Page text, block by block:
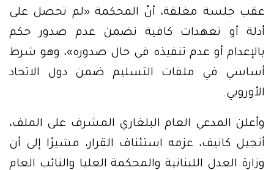
عقب جلسة مغلقة، أنّ المحكمة «لم تحصل على
أدلة أو تعهدات كافية تضمن عدم صدور حكم
بالإعدام أو عدم تنفيذه في حال صدوره»، وهو شرط
أساسي في ملفات التسليم ضمن دول الاتحاد
الأوروبي.
وأعلن المدعي العام البلغاري المشرف على الملف،
أنجيل كانيف، عزمه استئناف القرار، مشيرًا إلى أن
وزارة العدل اللبنانية والمحكمة العليا والنائب العام